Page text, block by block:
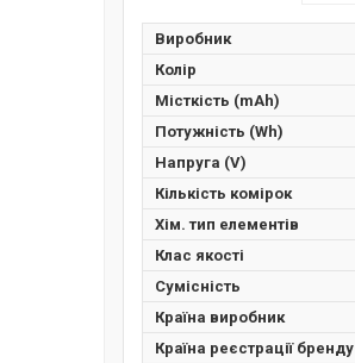
Виробник
Колір
Місткість (mAh)
Потужність (Wh)
Напруга (V)
Кількість комірок
Хім. тип елементів
Клас якості
Сумісність
Країна виробник
Країна реєстрації бренду